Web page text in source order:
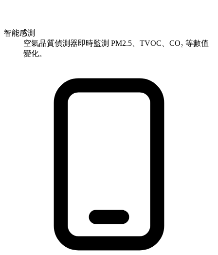
智能感測
空氣品質偵測器即時監測 PM2.5、TVOC、CO₂ 等數值
變化。